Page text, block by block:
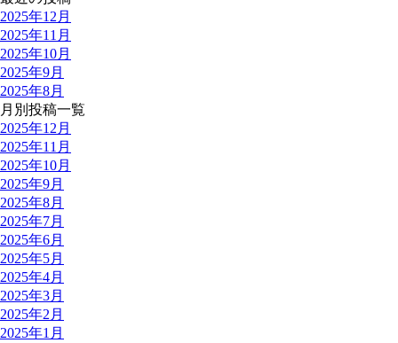
2025年12月
2025年11月
2025年10月
2025年9月
2025年8月
月別投稿一覧
2025年12月
2025年11月
2025年10月
2025年9月
2025年8月
2025年7月
2025年6月
2025年5月
2025年4月
2025年3月
2025年2月
2025年1月